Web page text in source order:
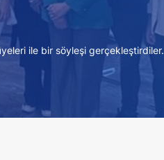
ile bir söyleşi gerçekleştirdiler.